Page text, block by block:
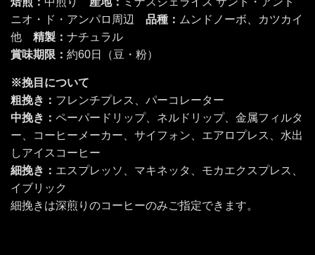
ニオ・ド・アンパロ周辺 品種： ムンドノーボ、カツカイ
他 精製： ナチュラル
賞味期限： 約60日（豆・粉）
※挽目について
粗挽き： フレンチプレス、パーコレーター
中挽き： ペーパードリップ、ネルドリップ、金属フィルタ
ー、コーヒーメーカー、サイフォン、エアロプレス、水出
しアイスコーヒー
細挽き： エスプレッソ、マキネッタ、モカエクスプレス、
イブリック
細挽きは深煎りのコーヒーのみご指定できます。